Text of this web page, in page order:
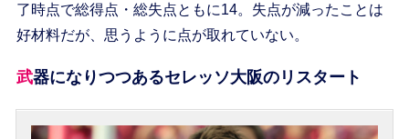
了時点で総得点・総失点ともに14。失点が減ったことは
好材料だが、思うように点が取れていない。
武器になりつつあるセレッソ大阪のリスタート